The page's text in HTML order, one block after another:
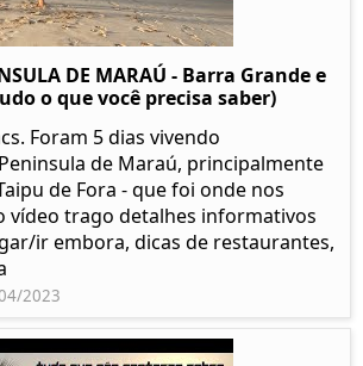
DE MARAÚ - Barra Grande e
o que você precisa saber)
Foram 5 dias vivendo
de Maraú, principalmente
de Fora - que foi onde nos
vídeo trago detalhes informativos
ir embora, dicas de restaurantes,
2023